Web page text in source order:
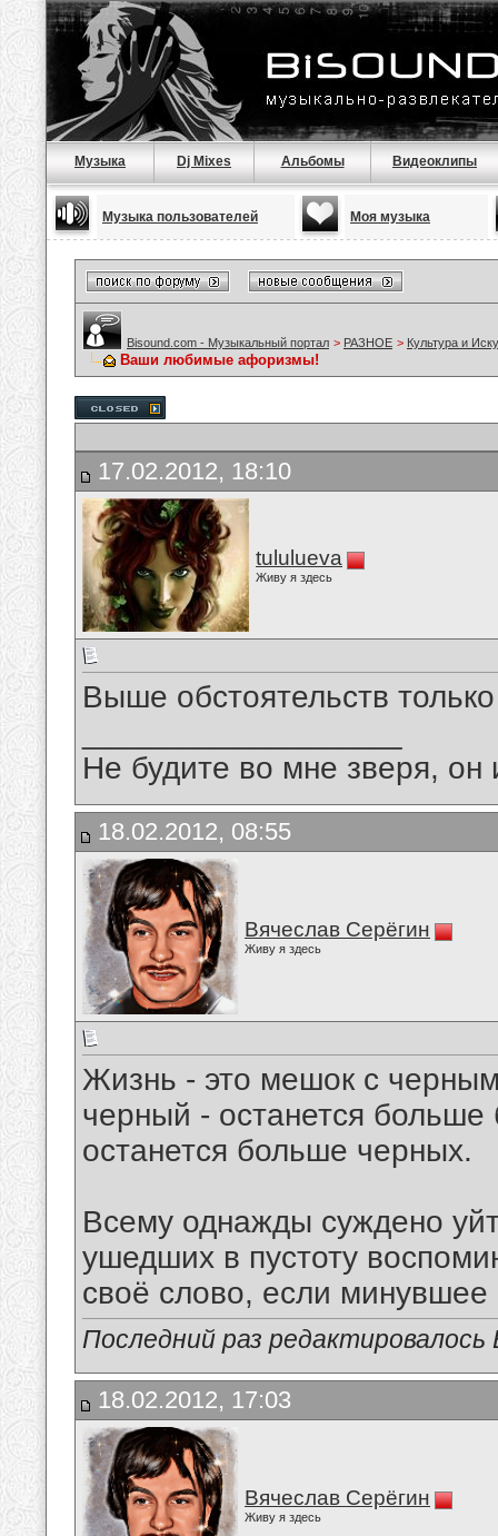
Музыка Dj Mixes Альбомы Видеоклипы
Музыка пользователей Моя музыка
Bisound.com - Музыкальный портал > РАЗНОЕ > Культура и
Ваши любимые афоризмы!
17.02.2012, 18:10
tululueva
Живу я здесь
Выше обстоятельств
Не будите во мне зверя, он
18.02.2012, 08:55
Вячеслав Серёгин
Живу я здесь
Жизнь - это мешок с
черный - останется
останется больше черных.
Всему однажды суждено
ушедших в пустоту
своё слово, если
Последний раз
18.02.2012, 17:03
Вячеслав Серёгин
Живу я здесь